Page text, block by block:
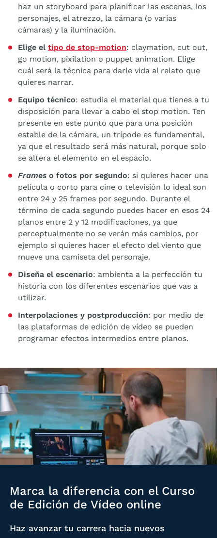
haz un storyboard para planificar las escenas, los
personajes, el atrezzo, la cámara (o varias
cámaras) y la iluminación.
Elige el tipo de stop-motion: claymation, cut out,
go motion, pixilation o puppet animation. Elige
cuál será la técnica para darle vida al relato que
quieres narrar.
Equipo técnico: estudia el material que tienes a tu
disposición para llevar a cabo el stop motion. Ten
presente en este punto que para una posición
estable de la cámara, un trípode es fundamental,
ya que el resultado será más natural, porque solo
se altera el elemento en el espacio.
Frames o fotos por segundo: si quieres hacer una
película o corto para cine o televisión lo ideal son
entre 24 y 25 frames por segundo. Durante el
término de cada segundo puedes hacer en esos 24
planos entre 2 y 12 modificaciones, ya que
perceptualmente no se verán más cambios, por
ejemplo si quieres hacer el efecto del viento que
mueve una camiseta del personaje.
Diseña el escenario: ambienta a la perfección tu
historia con los diferentes escenarios que vas a
utilizar.
Interpolaciones y postproducción: por medio de
las plataformas de edición de vídeo se pueden
programar efectos intermedios entre planos.
Marca la diferencia con el Curso
de Edición de Vídeo online
Haz avanzar tu carrera hacia nuevos